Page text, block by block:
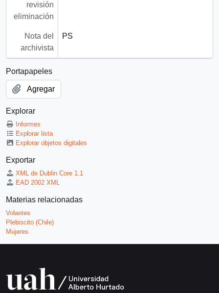
revisión
eliminación
Nota del
archivista
PS
Portapapeles
Agregar
Explorar
Informes
Explorar lista
Explorar objetos digitales
Exportar
XML de Dublin Core 1.1
EAD 2002 XML
Materias relacionadas
Volantes
Plebiscito (Chile)
Mujeres